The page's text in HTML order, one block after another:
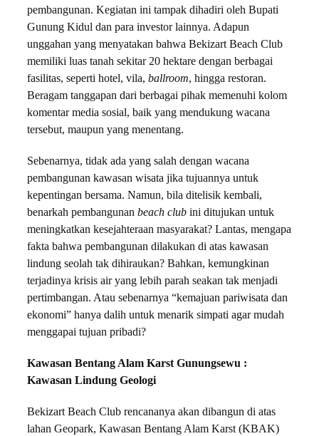
pembangunan. Kegiatan ini tampak dihadiri oleh Bupati
Gunung Kidul dan para investor lainnya. Adapun
unggahan yang menyatakan bahwa Bekizart Beach Club
memiliki luas tanah sekitar 20 hektare dengan berbagai
fasilitas, seperti hotel, vila, ballroom, hingga restoran.
Beragam tanggapan dari berbagai pihak memenuhi kolom
komentar media sosial, baik yang mendukung wacana
tersebut, maupun yang menentang.
Sebenarnya, tidak ada yang salah dengan wacana
pembangunan kawasan wisata jika tujuannya untuk
kepentingan bersama. Namun, bila ditelisik kembali,
benarkah pembangunan beach club ini ditujukan untuk
meningkatkan kesejahteraan masyarakat? Lantas, mengapa
fakta bahwa pembangunan dilakukan di atas kawasan
lindung seolah tak dihiraukan? Bahkan, kemungkinan
terjadinya krisis air yang lebih parah seakan tak menjadi
pertimbangan. Atau sebenarnya “kemajuan pariwisata dan
ekonomi” hanya dalih untuk menarik simpati agar mudah
menggapai tujuan pribadi?
Kawasan Bentang Alam Karst Gunungsewu :
Kawasan Lindung Geologi
Bekizart Beach Club rencananya akan dibangun di atas
lahan Geopark, Kawasan Bentang Alam Karst (KBAK)